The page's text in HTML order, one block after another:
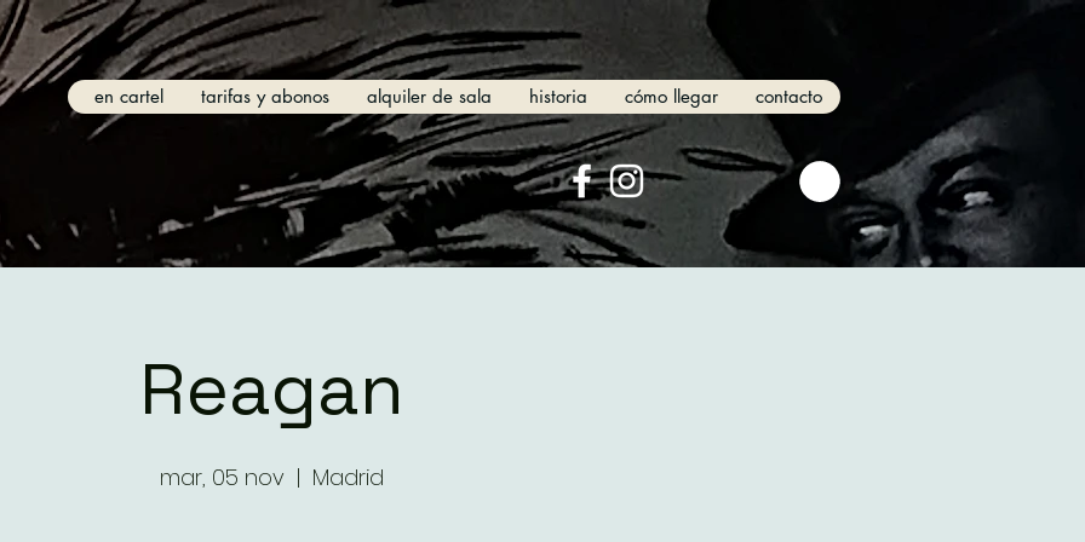
en cartel tarifas y abonos alquiler de sala historia cómo llegar contacto
Reagan
mar, 05 nov
  |
Madrid